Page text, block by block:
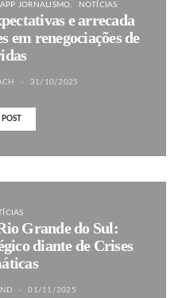
JORNALISMO NOTÍCIAS
e arrecada
em renegociações de
31/10/2025
POST
Grande do Sul:
diante de Crises
01/11/2025